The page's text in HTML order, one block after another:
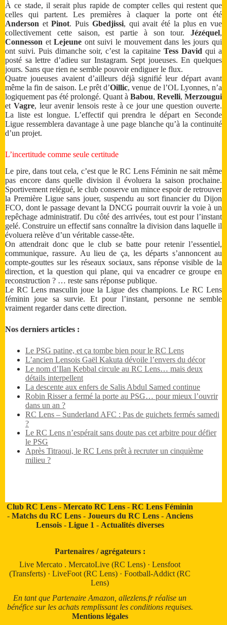
À ce stade, il serait plus rapide de compter celles qui restent que
celles qui partent. Les premières à claquer la porte ont été
Anderson etPinot. Puis Gbedjissi, qui avait été la plus en vue
collectivement cette saison, est partie à son tour. Jézéquel,
Connesson etLejeune ont suivi le mouvement dans les jours qui
ont suivi. Puis dimanche soir, c’est la capitaine Tess David qui a
posté sa lettre d’adieu sur Instagram. Sept joueuses. En quelques
jours. Sans que rien ne semble pouvoir endiguer le flux.
Quatre joueuses avaient d’ailleurs déjà signifié leur départ avant
même la fin de saison. Le prêt d’Oillic, venue de l’OL Lyonnes, n’a
logiquement pas été prolongé. Quant à Babou, Revelli, Merzougui
et Vagre, leur avenir lensois reste à ce jour une question ouverte.
La liste est longue. L’effectif qui prendra le départ en Seconde
Ligue ressemblera davantage à une page blanche qu’à la continuité
d’un projet.
L’incertitude comme seule certitude
Le pire, dans tout cela, c’est que le RC Lens Féminin ne sait même
pas encore dans quelle division il évoluera la saison prochaine.
Sportivement relégué, le club conserve un mince espoir de retrouver
la Première Ligue sans jouer, suspendu au sort financier du Dijon
FCO, dont le passage devant la DNCG pourrait ouvrir la voie à un
repêchage administratif. Du côté des arrivées, tout est pour l’instant
gelé. Construire un effectif sans connaître la division dans laquelle il
évoluera relève d’un véritable casse-tête.
On attendrait donc que le club se batte pour retenir l’essentiel,
communique, rassure. Au lieu de ça, les départs s’annoncent au
compte-gouttes sur les réseaux sociaux, sans réponse visible de la
direction, et la question qui plane, qui va encadrer ce groupe en
reconstruction ? … reste sans réponse publique.
Le RC Lens masculin joue la Ligue des champions. Le RC Lens
féminin joue sa survie. Et pour l’instant, personne ne semble
vraiment regarder dans cette direction.
Nos derniers articles :
Le PSG patine, et ça tombe bien pour le RC Lens
L’ancien Lensois Gaël Kakuta dévoile l’envers du décor
Le nom d’Ilan Kebbal circule au RC Lens… mais deux
détails interpellent
La descente aux enfers de Salis Abdul Samed continue
Robin Risser a fermé la porte au PSG… pour mieux l’ouvrir
dans un an ?
RC Lens – Sunderland AFC : Pas de guichets fermés samedi
?
Le RC Lens n’espérait sans doute pas cet arbitre pour défier
le PSG
Après Titraoui, le RC Lens prêt à recruter un cinquième
milieu ?
Club RC Lens -Mercato RC Lens -RC Lens Féminin
- Matchs du RC Lens- Joueurs du RC Lens- Anciens
Lensois- Ligue 1 - Actualités diverses
Partenaires / agrégateurs :
Live Mercato .MercatoLive (RC Lens) ·Lensfoot
(Transferts) ·LiveFoot (RC Lens) ·Football-Addict (RC
Lens)
En tant que Partenaire Amazon, allezlens.fr réalise un
bénéfice sur les achats remplissant les conditions requises.
Mentions légales